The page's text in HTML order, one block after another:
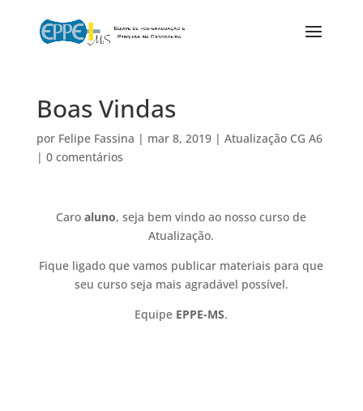
Boas Vindas
por Felipe Fassina | mar 8, 2019| Atualização CG A6
| 0 comentários
Caroaluno, seja bem vindo ao nosso curso de
Atualização.
Fique ligado que vamos publicar materiais para que
seu curso seja mais agradável possível.
Equipe EPPE-MS.